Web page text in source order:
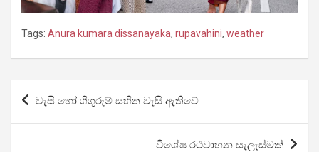
Tags: Anura kumara dissanayaka, rupavahini, weather
Post
navigation
වැසි හෝ ගිගුරුම් සහිත වැසි ඇතිවේ
විශේෂ රථවාහන සැලැස්මක්